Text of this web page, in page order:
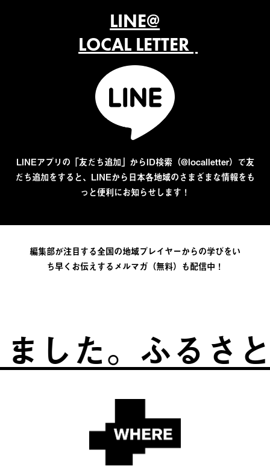
LINE@
LOCAL LETTER
LINEアプリの「友だち追加」からID検索（@localletter）で友
だち追加をすると、LINEから日本各地域のさまざまな情報をも
っと便利にお知らせします！
編集部が注目する全国の地域プレイヤーからの学びをい
ち早くお伝えするメルマガ（無料）も配信中！
ふるさとは、